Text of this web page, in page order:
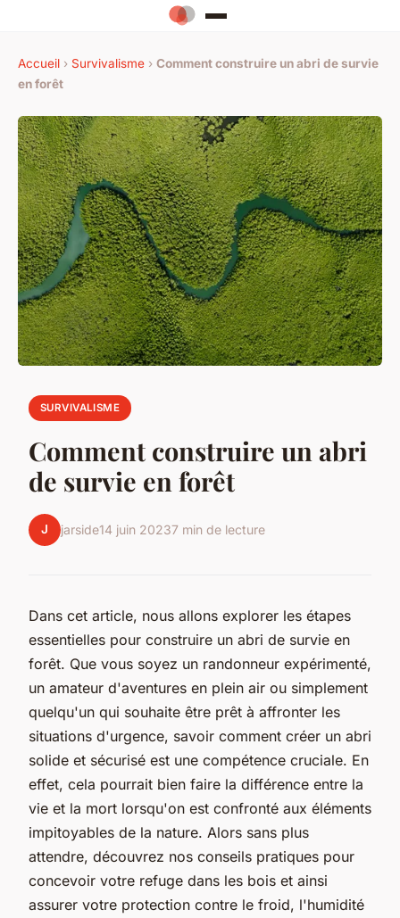
Accueil › Survivalisme › Comment construire un abri de survie
en forêt
SURVIVALISME
Comment construire un abri
de survie en forêt
J jarside14 juin 20237 min de lecture
Dans cet article, nous allons explorer les étapes
essentielles pour construire un abri de survie en
forêt. Que vous soyez un randonneur expérimenté,
un amateur d'aventures en plein air ou simplement
quelqu'un qui souhaite être prêt à affronter les
situations d'urgence, savoir comment créer un abri
solide et sécurisé est une compétence cruciale. En
effet, cela pourrait bien faire la différence entre la
vie et la mort lorsqu'on est confronté aux éléments
impitoyables de la nature. Alors sans plus
attendre, découvrez nos conseils pratiques pour
concevoir votre refuge dans les bois et ainsi
assurer votre protection contre le froid, l'humidité